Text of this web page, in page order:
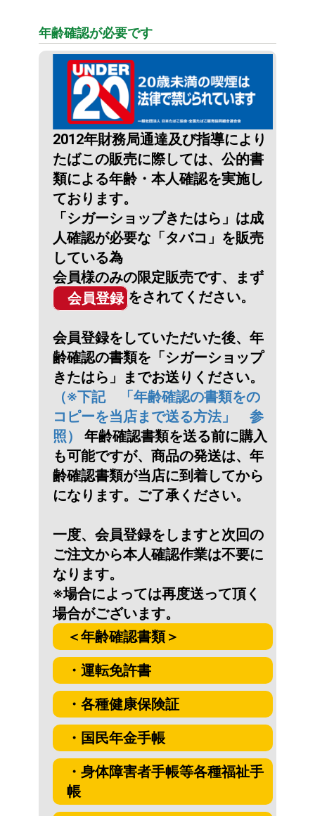
年齢確認が必要です
2012年財務局通達及び指導により
たばこの販売に際しては、公的書
類による年齢・本人確認を実施し
ております。
「シガーショップきたはら」は成
人確認が必要な「タバコ」を販売
している為
会員様のみの限定販売です、まず
会員登録 をされてください。
会員登録をしていただいた後、年
齢確認の書類を「シガーショップ
きたはら」までお送りください。
（※下記 「年齢確認の書類をの
コピーを当店まで送る方法」 参
照）
年齢確認書類を送る前に購入
も可能ですが、商品の発送は、年
齢確認書類が当店に到着してから
になります。ご了承ください。
一度、会員登録をしますと次回の
ご注文から本人確認作業は不要に
なります。
※場合によっては再度送って頂く
場合がございます。
＜年齢確認書類＞
・運転免許書
・各種健康保険証
・国民年金手帳
・身体障害者手帳等各種福祉手
帳